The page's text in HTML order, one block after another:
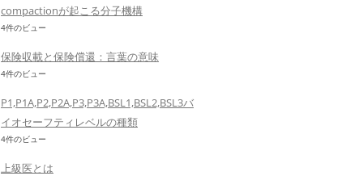
compactionが起こる分子機構
4件のビュー
保険収載と保険償還：言葉の意味
4件のビュー
P1,P1A,P2,P2A,P3,P3A,BSL1,BSL2,BSL3バ
イオセーフティレベルの種類
4件のビュー
上級医とは